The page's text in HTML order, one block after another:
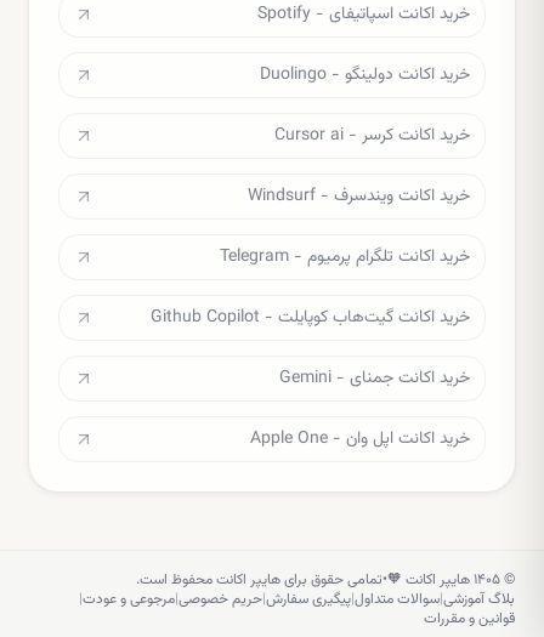
خرید اکانت اسپاتیفای - Spotify
خرید اکانت دولینگو - Duolingo
خرید اکانت کرسر - Cursor ai
خرید اکانت ویندسرف - Windsurf
خرید اکانت تلگرام پرمیوم - Telegram
خرید اکانت گیت‌هاب کوپایلت - Github Copilot
خرید اکانت جمنای - Gemini
خرید اکانت اپل وان - Apple One
©۱۴۰۵هایپر اکانت 🧡•تمامی حقوق برای هایپر اکانت محفوظ است.
بلاگ آموزشی|سوالات متداول|پیگیری سفارش|حریم خصوصی|مرجوعی و عودت|
قوانین و مقررات